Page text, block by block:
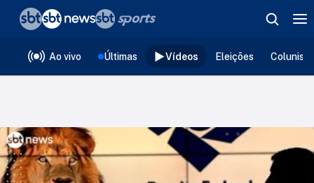
Ao vivo Últimas Vídeos Eleições
❮voltar
Editorias